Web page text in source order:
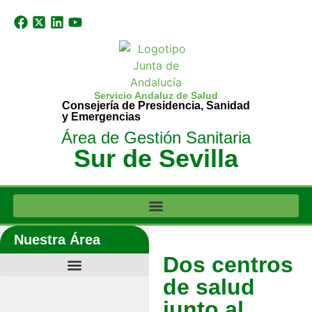
Servicio Andaluz de Salud
Consejería de Presidencia, Sanidad
y Emergencias
Área de Gestión Sanitaria
Sur de Sevilla
Nuestra Área
Dos centros
de salud